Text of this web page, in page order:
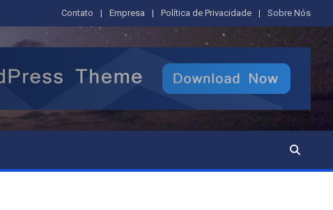
Contato Empresa Política de Privacidade Sobre Nós